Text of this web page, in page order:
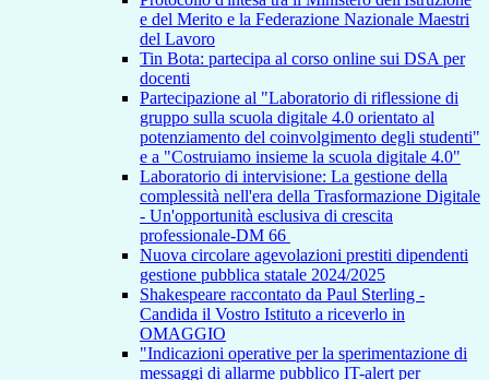
e del Merito e la Federazione Nazionale Maestri
del Lavoro
Tin Bota: partecipa al corso online sui DSA per
docenti
Partecipazione al "Laboratorio di riflessione di
gruppo sulla scuola digitale 4.0 orientato al
potenziamento del coinvolgimento degli studenti"
e a "Costruiamo insieme la scuola digitale 4.0"
Laboratorio di intervisione: La gestione della
complessità nell'era della Trasformazione Digitale
- Un'opportunità esclusiva di crescita
professionale-DM 66
Nuova circolare agevolazioni prestiti dipendenti
gestione pubblica statale 2024/2025
Shakespeare raccontato da Paul Sterling -
Candida il Vostro Istituto a riceverlo in
OMAGGIO
"Indicazioni operative per la sperimentazione di
messaggi di allarme pubblico IT-alert per